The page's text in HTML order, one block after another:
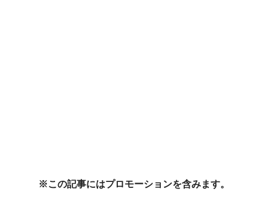
※この記事にはプロモーションを含みます。